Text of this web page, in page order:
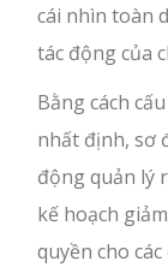
cái nhìn toàn
tác động của
Bằng cách
nhất định, sơ
động quản lý
kế hoạch
quyền cho